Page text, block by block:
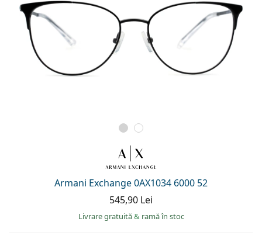
Armani Exchange 0AX1034 6000 52
545,90 Lei
Livrare gratuită& ramă în stoc